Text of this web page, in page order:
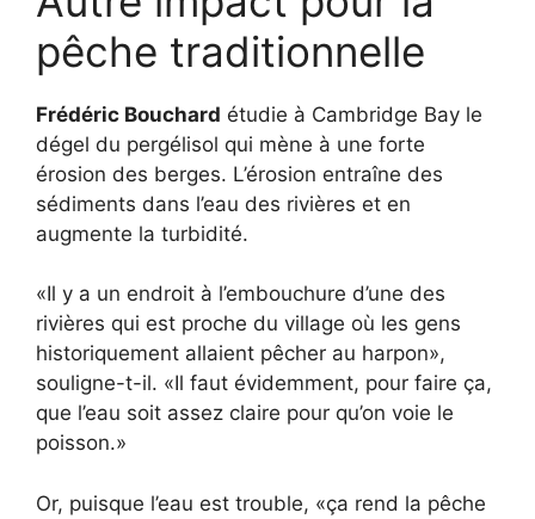
pêche traditionnelle
Frédéric Bouchard étudie à Cambridge Bay le
dégel du pergélisol qui mène à une forte
érosion des berges. L’érosion entraîne des
sédiments dans l’eau des rivières et en
augmente la turbidité.
Il y a un endroit à l’embouchure d’une des
rivières qui est proche du village où les gens
historiquement allaient pêcher au harpon ,
souligne-t-il.
Il faut évidemment, pour faire ça,
que l’eau soit assez claire pour qu’on voie le
poisson.
Or, puisque l’eau est trouble,
ça rend la pêche